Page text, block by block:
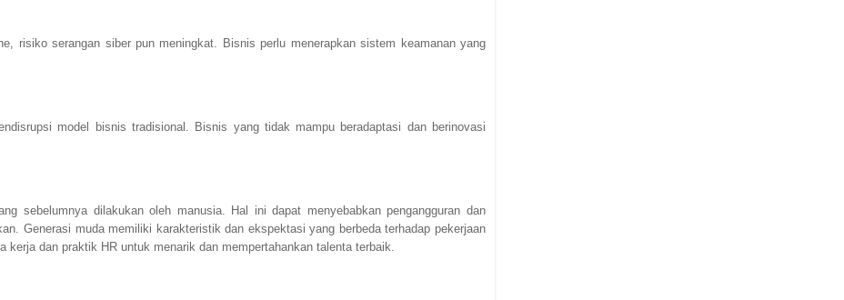
risiko serangan siber pun meningkat. Bisnis perlu menerapkan sistem keamanan yang
model bisnis tradisional. Bisnis yang tidak mampu beradaptasi dan berinovasi
sebelumnya dilakukan oleh manusia. Hal ini dapat menyebabkan pengangguran dan
Generasi muda memiliki karakteristik dan ekspektasi yang berbeda terhadap pekerjaan
dan praktik HR untuk menarik dan mempertahankan talenta terbaik.